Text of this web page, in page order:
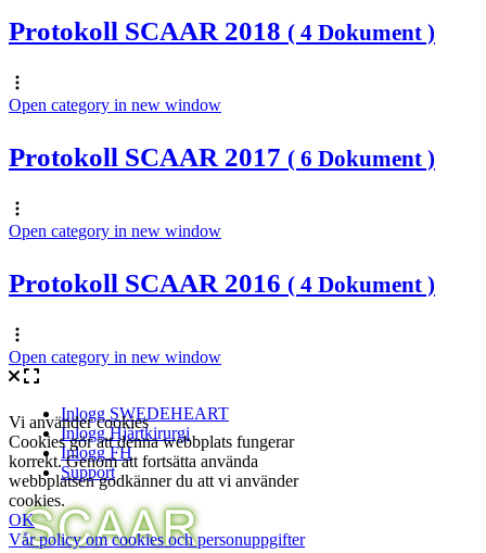
Protokoll SCAAR 2018 ( 4 Dokument )
Open category in new window
Protokoll SCAAR 2017 ( 6 Dokument )
Open category in new window
Protokoll SCAAR 2016 ( 4 Dokument )
Open category in new window